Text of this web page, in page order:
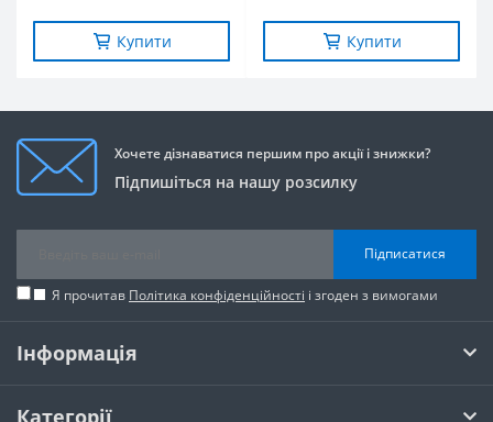
Купити Купити
Хочете дізнаватися першим про акції і знижки?
Підпишіться на нашу розсилку
Підписатися
Я прочитав Політика конфіденційності і згоден з вимогами
Інформація
Категорії